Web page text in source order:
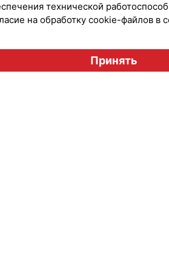
лицензионного рынка",
технической
на обработку cookie-файлов в
Принять